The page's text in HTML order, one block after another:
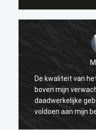
De kwaliteit van
boven mijn
daadwerkelijke
voldoen aan mijn
opnieuw kopen.